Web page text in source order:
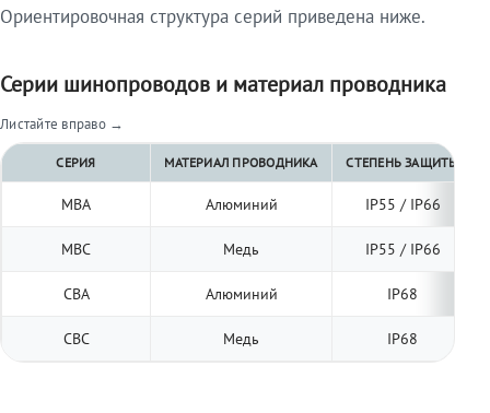
Ориентировочная структура серий приведена ниже.
Серии шинопроводов и материал проводника
Листайте вправо →
СЕРИЯ МАТЕРИАЛ ПРОВОДНИКА СТЕПЕНЬ ЗАЩИТЫ
МВА Алюминий IP55 / IP66
МВС Медь IP55 / IP66
СВА Алюминий IP68
СВС Медь IP68